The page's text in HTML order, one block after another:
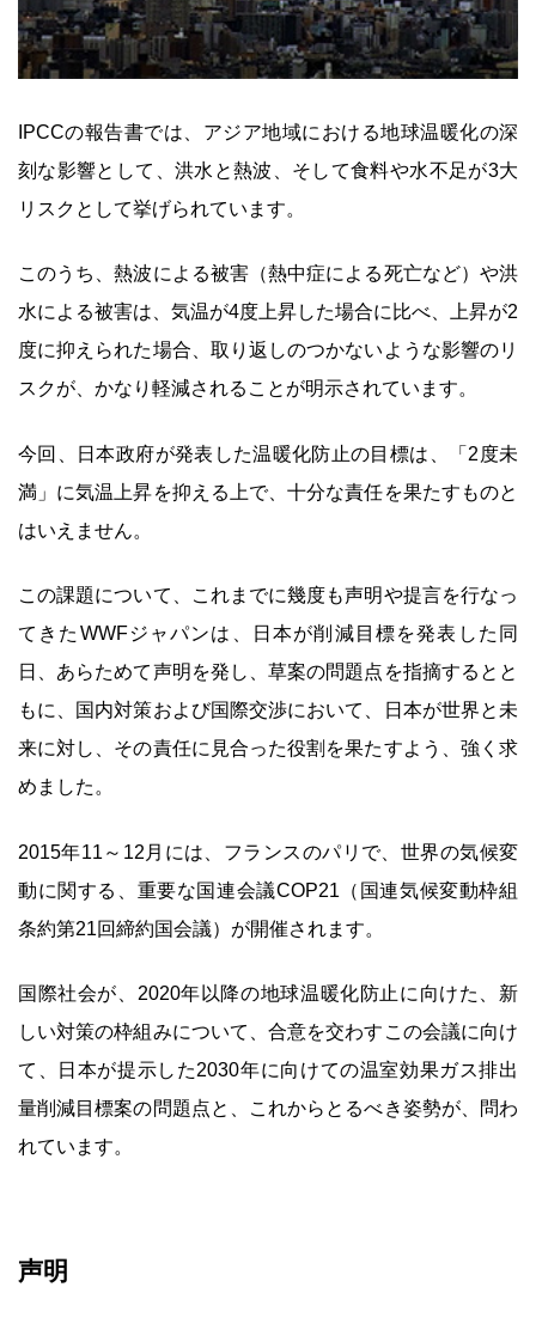
IPCCの報告書では、アジア地域における地球温暖化の深
刻な影響として、洪水と熱波、そして食料や水不足が3大
リスクとして挙げられています。
このうち、熱波による被害（熱中症による死亡など）や洪
水による被害は、気温が4度上昇した場合に比べ、上昇が2
度に抑えられた場合、取り返しのつかないような影響のリ
スクが、かなり軽減されることが明示されています。
今回、日本政府が発表した温暖化防止の目標は、「2度未
満」に気温上昇を抑える上で、十分な責任を果たすものと
はいえません。
この課題について、これまでに幾度も声明や提言を行なっ
てきたWWFジャパンは、日本が削減目標を発表した同
日、あらためて声明を発し、草案の問題点を指摘するとと
もに、国内対策および国際交渉において、日本が世界と未
来に対し、その責任に見合った役割を果たすよう、強く求
めました。
2015年11～12月には、フランスのパリで、世界の気候変
動に関する、重要な国連会議COP21（国連気候変動枠組
条約第21回締約国会議）が開催されます。
国際社会が、2020年以降の地球温暖化防止に向けた、新
しい対策の枠組みについて、合意を交わすこの会議に向け
て、日本が提示した2030年に向けての温室効果ガス排出
量削減目標案の問題点と、これからとるべき姿勢が、問わ
れています。
声明